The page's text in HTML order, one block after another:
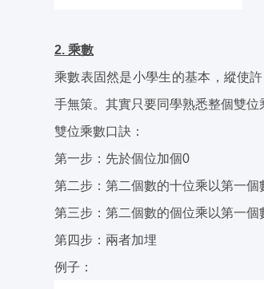
2. 乘數
乘數表固然是小學生的基本，縱使
手無策。其實只要同學熟悉整個雙位
雙位乘數口訣：
第一步：先於個位加個0
第二步：第二個數的十位乘以第一個
第三步：第二個數的個位乘以第一個
第四步：兩者加埋
例子：